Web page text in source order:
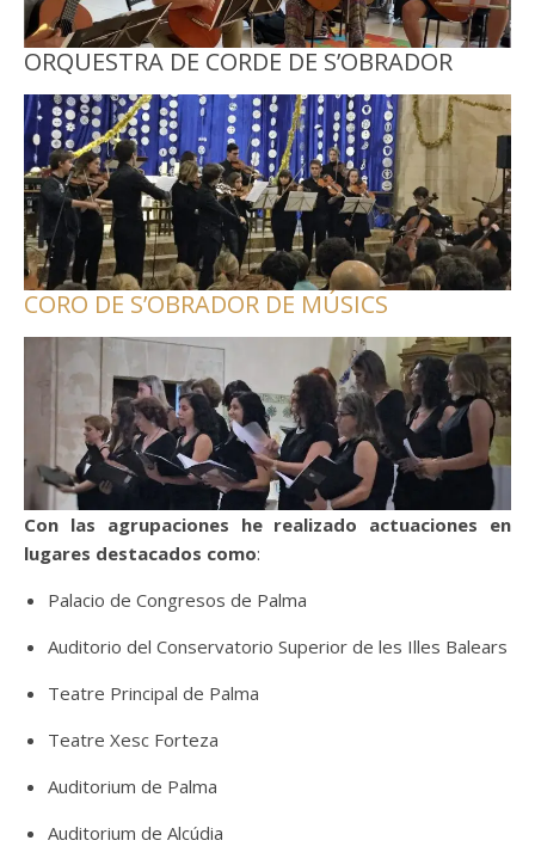
ORQUESTRA DE CORDE DE S’OBRADOR
CORO DE S’OBRADOR DE MÚSICS
Con las agrupaciones he realizado actuaciones en
lugares destacados como:
Palacio de Congresos de Palma
Auditorio del Conservatorio Superior de les Illes Balears
Teatre Principal de Palma
Teatre Xesc Forteza
Auditorium de Palma
Auditorium de Alcúdia